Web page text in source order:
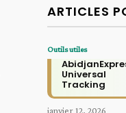
ARTICLES
Outils utiles
Universal
Tracking
janvier 12, 2026